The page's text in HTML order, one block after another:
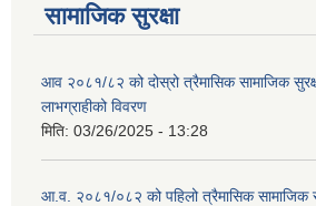
सामाजिक सुरक्षा
आव २०८१/८२ को दोस्रो त्रैमासिक सामाजिक सुरक्षा
लाभग्राहीको विवरण
मिति: 03/26/2025 - 13:28
आ.व. २०८१/०८२ को पहिलो त्रैमासिक सामाजिक